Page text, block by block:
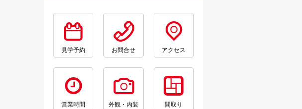
見学予約 お問合せ アクセス
営業時間 外観・内装 間取り